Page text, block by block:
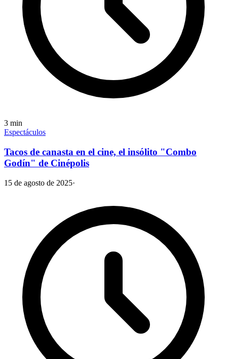
3 min
Espectáculos
Tacos de canasta en el cine, el insólito "Combo
Godín" de Cinépolis
15 de agosto de 2025·